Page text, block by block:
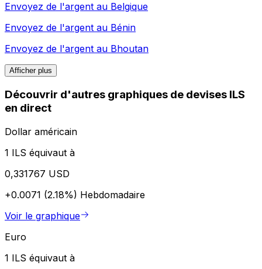
Envoyez de l'argent au Belgique
Envoyez de l'argent au Bénin
Envoyez de l'argent au Bhoutan
Afficher plus
Découvrir d'autres graphiques de devises ILS
en direct
Dollar américain
1 ILS équivaut à
0,331767 USD
+0.0071 (2.18%) Hebdomadaire
Voir le graphique
Euro
1 ILS équivaut à